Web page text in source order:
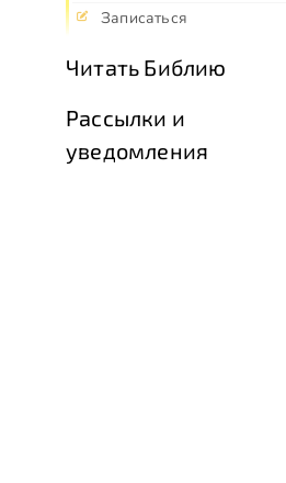
Записаться
Читать Библию
Рассылки и
уведомления